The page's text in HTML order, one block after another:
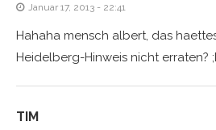
Januar 17, 2013 - 22:41
Hahaha mensch albert, das
Heidelberg-Hinweis nicht erraten?
TIM